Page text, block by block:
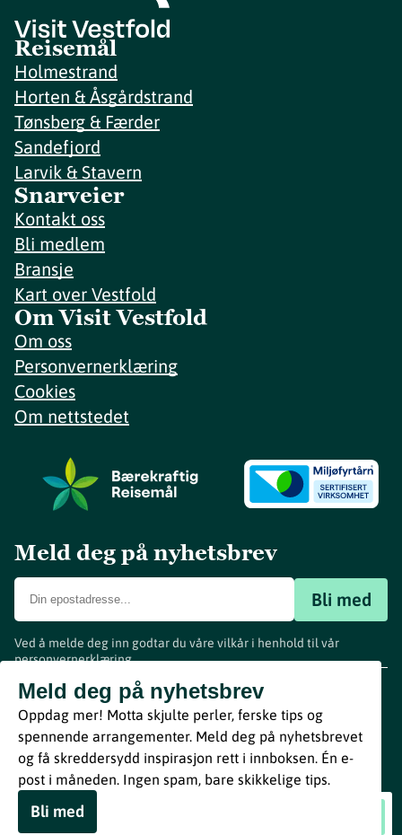
Litterært påfyll: Figurteater
Reisemål
Holmestrand
Horten & Åsgårdstrand
Tønsberg & Færder
Sandefjord
Larvik & Stavern
Snarveier
Kontakt oss
Bli medlem
Bransje
Kart over Vestfold
Om Visit Vestfold
Om oss
Personvernerklæring
Cookies
Om nettstedet
Meld deg på nyhetsbrev
Bli med
Ved å melde deg inn godtar du våre vilkår i henhold til vår
personvernerklæring.
Meld deg på nyhetsbrev
Oppdag mer! Motta skjulte perler, ferske tips og
spennende arrangementer. Meld deg på nyhetsbrevet
og få skreddersydd inspirasjon rett i innboksen. Én e-
post i måneden. Ingen spam, bare skikkelige tips.
Bli med
www.visitvestfold.com
Turistinformasjon
Vestfold Fylkeskommune
ByBreakfast